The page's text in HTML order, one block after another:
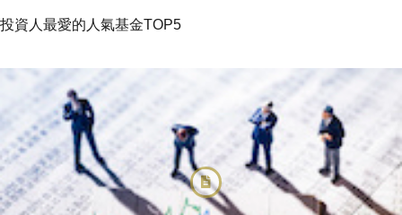
投資人最愛的人氣基金TOP5